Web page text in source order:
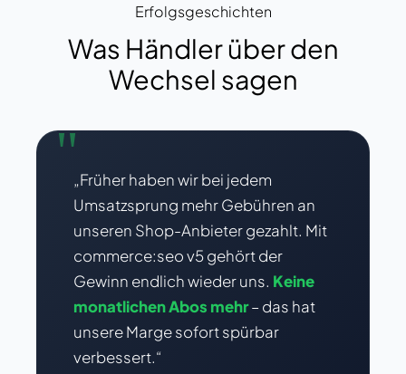
Erfolgsgeschichten
Was Händler über den
Wechsel sagen
"„Früher haben wir bei jedem
Umsatzsprung mehr Gebühren an
unseren Shop-Anbieter gezahlt. Mit
commerce:seo v5 gehört der
Gewinn endlich wieder uns. Keine
monatlichen Abos mehr– das hat
unsere Marge sofort spürbar
verbessert.“